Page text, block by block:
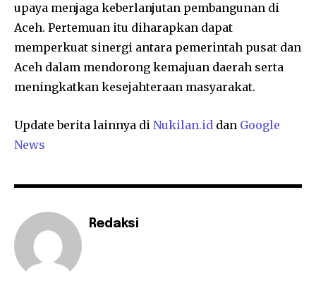
upaya menjaga keberlanjutan pembangunan di
Aceh. Pertemuan itu diharapkan dapat
memperkuat sinergi antara pemerintah pusat dan
Aceh dalam mendorong kemajuan daerah serta
meningkatkan kesejahteraan masyarakat.
Update berita lainnya di Nukilan.id dan Google
News
Redaksi